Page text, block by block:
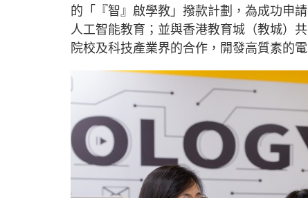
的「『智』啟學教」撥款計劃，為成功申
人工智能教育；並與香港教育城（教城）
院校及科技產業界的合作，開發高質素的